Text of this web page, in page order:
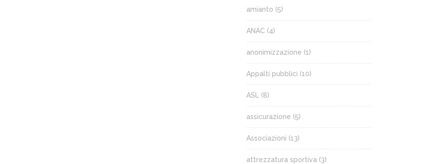
amianto (5)
ANAC (4)
anonimizzazione (1)
Appalti pubblici (10)
ASL (8)
assicurazione (5)
Associazioni (13)
attrezzatura sportiva (3)